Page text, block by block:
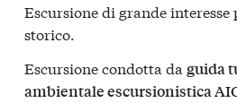
Escursione di grande interesse
storico.
Escursione condotta da guida
ambientale escursionistica